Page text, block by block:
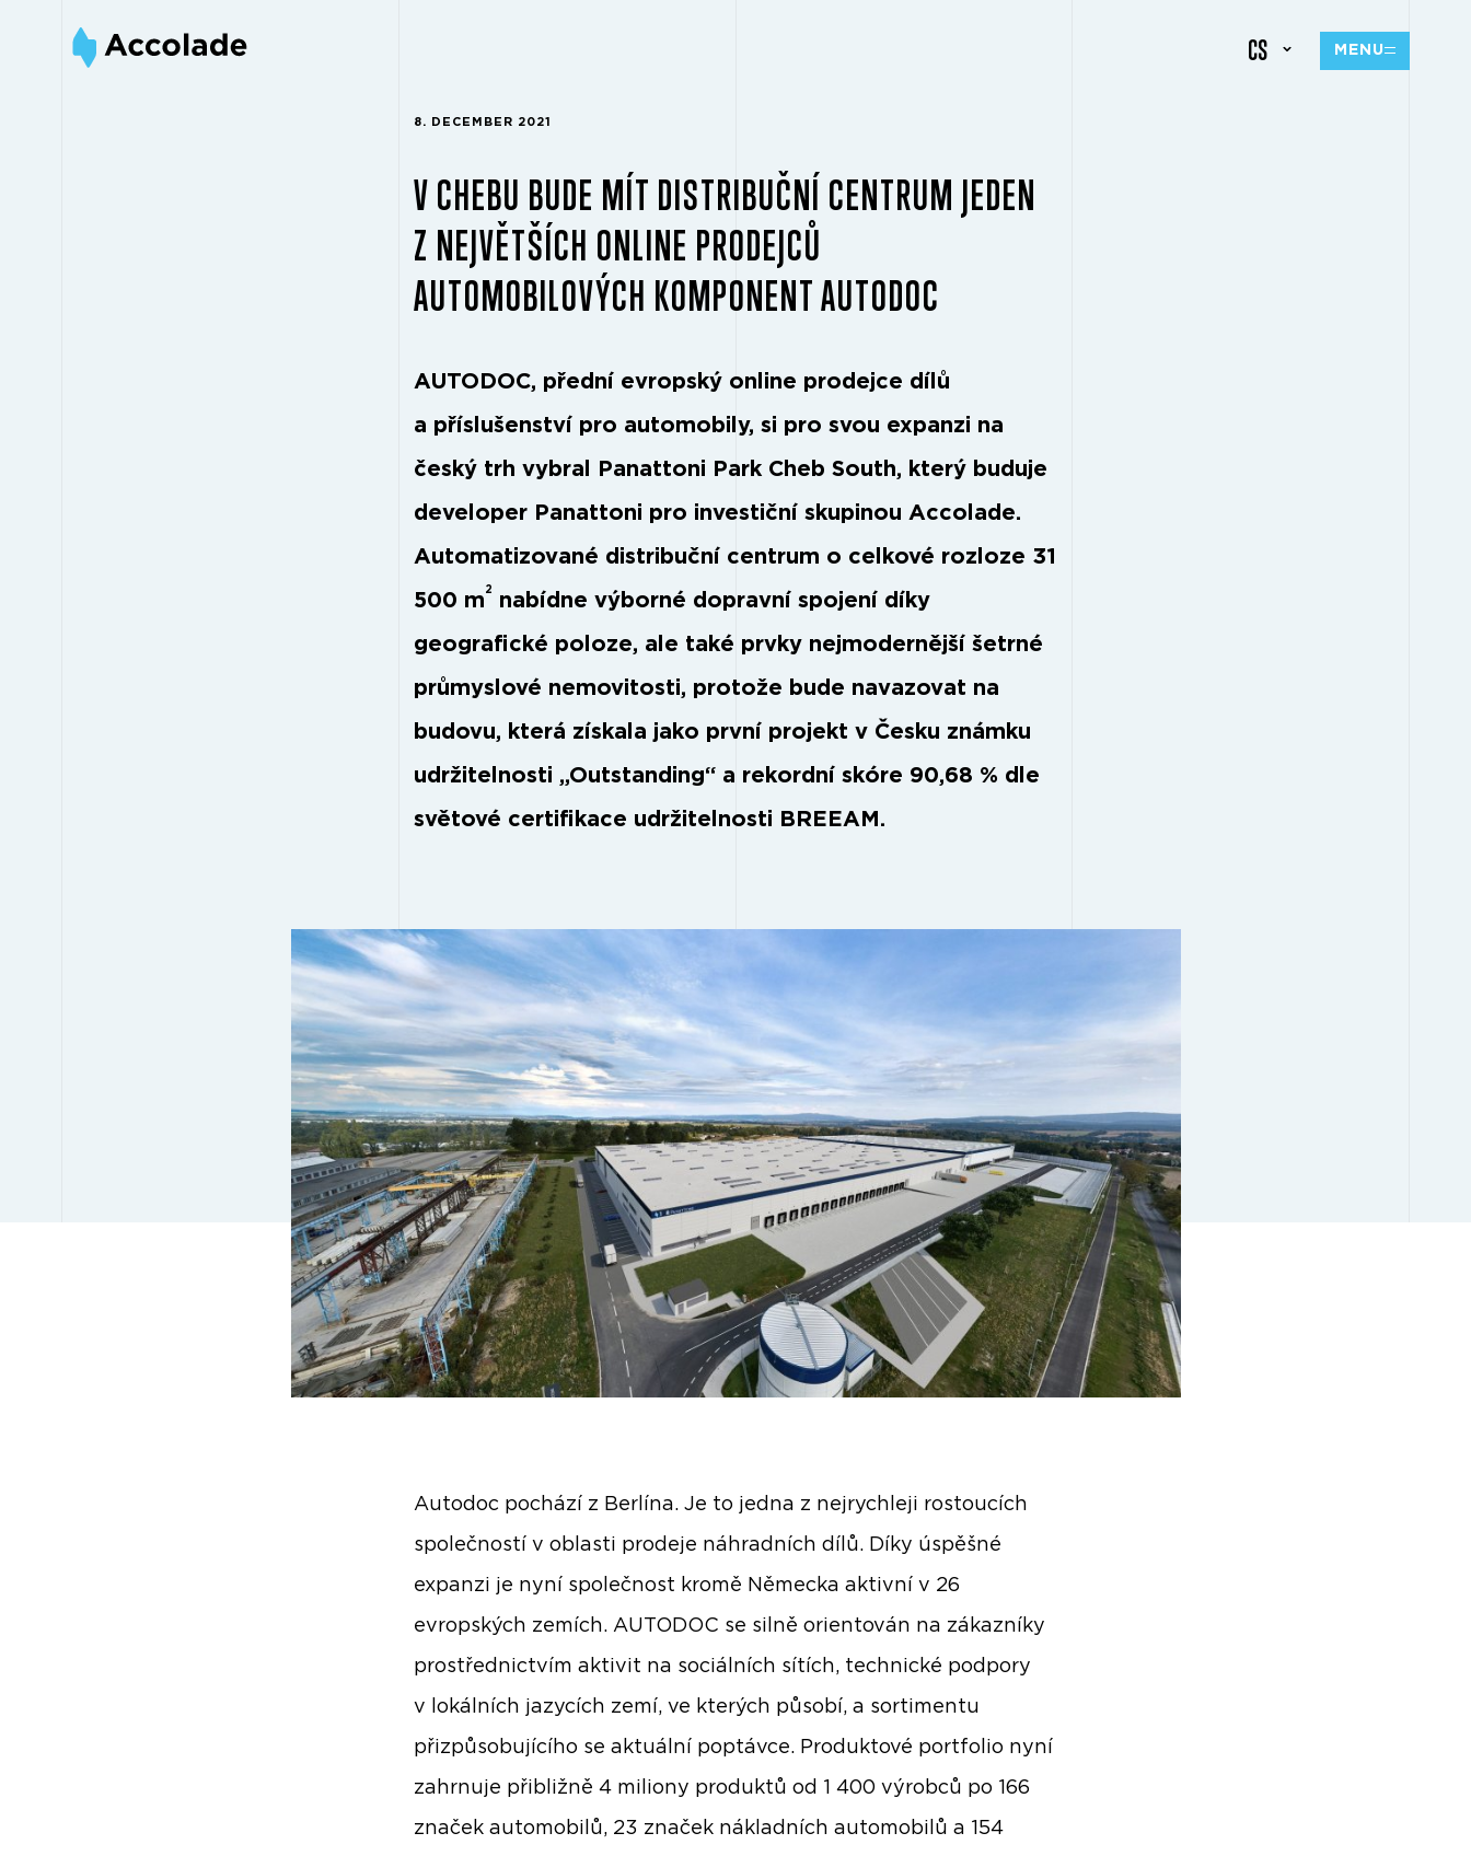
CS MENU
8. DECEMBER 2021
V CHEBU BUDE MÍT DISTRIBUČNÍ CENTRUM JEDEN
Z NEJVĚTŠÍCH ONLINE PRODEJCŮ
AUTOMOBILOVÝCH KOMPONENT AUTODOC
AUTODOC, přední evropský online prodejce dílů
a příslušenství pro automobily, si pro svou expanzi na
český trh vybral Panattoni Park Cheb South, který buduje
developer Panattoni pro investiční skupinou Accolade.
Automatizované distribuční centrum o celkové rozloze 31
500 m 2
nabídne výborné dopravní spojení díky
geografické poloze, ale také prvky nejmodernější šetrné
průmyslové nemovitosti, protože bude navazovat na
budovu, která získala jako první projekt v Česku známku
udržitelnosti „Outstanding“ a rekordní skóre 90,68 % dle
světové certifikace udržitelnosti BREEAM.
Autodoc pochází z Berlína. Je to jedna z nejrychleji rostoucích
společností v oblasti prodeje náhradních dílů. Díky úspěšné
expanzi je nyní společnost kromě Německa aktivní v 26
evropských zemích. AUTODOC se silně orientován na zákazníky
prostřednictvím aktivit na sociálních sítích, technické podpory
v lokálních jazycích zemí, ve kterých působí, a sortimentu
přizpůsobujícího se aktuální poptávce. Produktové portfolio nyní
zahrnuje přibližně 4 miliony produktů od 1 400 výrobců po 166
značek automobilů, 23 značek nákladních automobilů a 154